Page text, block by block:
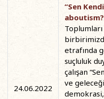
24.06.2022
“Sen
aboutism?
etrafında
suçluluk
çalışan
ve